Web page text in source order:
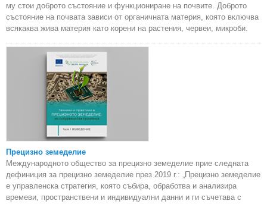
му стои доброто състояние и функциониране на почвите. Доброто
състояние на почвата зависи от органичната материя, която включва
всякаква жива материя като корени на растения, червеи, микроби.
Прецизно земеделие
Международното общество за прецизно земеделие прие следната
дефиниция за прецизно земеделие през 2019 г.: „Прецизно земеделие
е управленска стратегия, която събира, обработва и анализира
времеви, пространствени и индивидуални данни и ги съчетава с